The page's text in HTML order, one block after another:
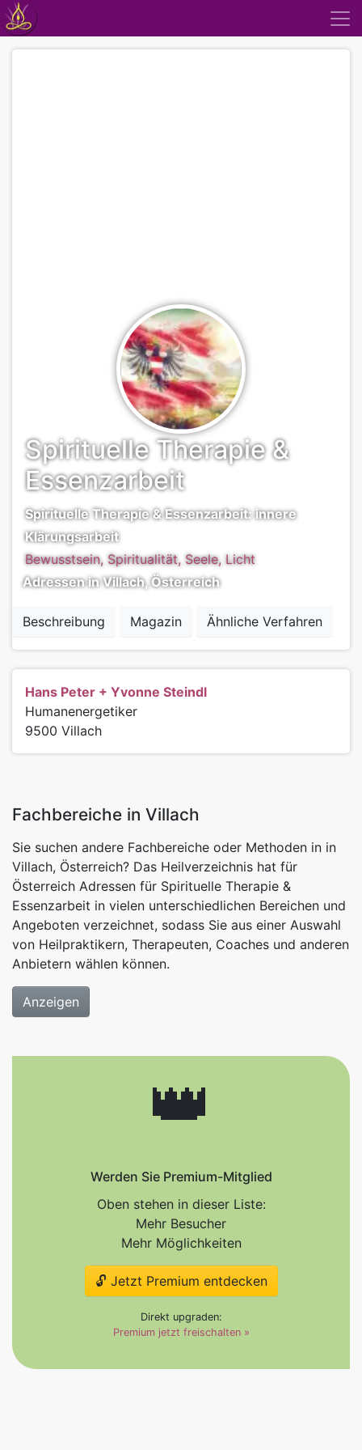
Spirituelle Therapie &
Essenzarbeit
Spirituelle Therapie & Essenzarbeit: innere
Klärungsarbeit
Bewusstsein, Spiritualität, Seele, Licht
Adressen in Villach, Österreich
Beschreibung Magazin Ähnliche Verfahren
Hans Peter + Yvonne Steindl
Humanenergetiker
9500 Villach
Fachbereiche in Villach
Sie suchen andere Fachbereiche oder Methoden in in
Villach, Österreich? Das Heilverzeichnis hat für
Österreich Adressen für Spirituelle Therapie &
Essenzarbeit in vielen unterschiedlichen Bereichen und
Angeboten verzeichnet, sodass Sie aus einer Auswahl
von Heilpraktikern, Therapeuten, Coaches und anderen
Anbietern wählen können.
Anzeigen
👑
Werden Sie Premium-Mitglied
Oben stehen in dieser Liste:
Mehr Besucher
Mehr Möglichkeiten
🔓 Jetzt Premium entdecken
Direkt upgraden:
Premium jetzt freischalten »